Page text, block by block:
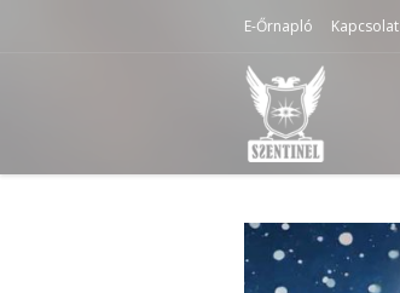
E-Őrnapló Kapcsolat
Videólejátszó